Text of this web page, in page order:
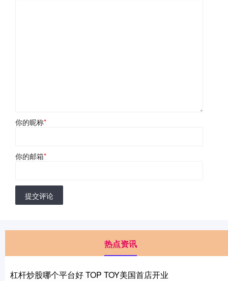
你的昵称*
你的邮箱*
提交评论
热点资讯
杠杆炒股哪个平台好 TOP TOY美国首店开业